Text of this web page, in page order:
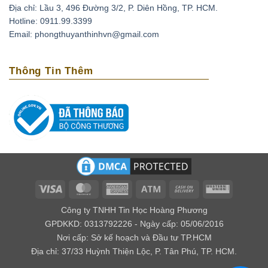
Thạch anh tím có thể xoa dịu những cơn đau đầu do
căng thẳng, stress bằng cách đặt chúng lên trán. Ngoài
ra loại đá này còn có tác dụng phục hồi tuần hoàn máu,
mạch máu não.
từ tiếng Hy lạp là amethytos, nó có nghĩa là không say.
Vì vậy người xưa thường dùng loại đá quý này để giải
độc rượu và các loại chất độc khác. Nếu bạn bỏ viên đá
này trong nguồn nước uống, điều kỳ diệu sẽ xảy ra đó
là chúng mang lại năng lượng tốt cho nguồn nước.
Về mặt tâm linh
Theo kinh Vê Đa của Ấn Độ, người ta cho rằng thạch
anh tím có khả năng giúp kiểm soát được cảm xúc, xoa
dịu âu lo, làm cho con người có ý nghĩa tốt lành.
Đối với các nhà trường sinh học thì lại cho rằng đây là
Địa chỉ: Lầu 3, 496 Đường 3/2, P. Diên Hồng, TP. HCM.
Hotline: 0911.99.3399
Email: phongthuyanthinhvn@gmail.com
Thông Tin Thêm
Visa MasterCardAmerican
Atm
Cash
Delivery
Western
Công ty TNHH Tin Học Hoàng Phương
GPDKKD: 0313792226 - Ngày cấp: 05/06/2016
Nơi cấp: Sở kế hoạch và Đầu tư TP.HCM
Địa chỉ: 37/33 Huỳnh Thiện Lộc, P. Tân Phú, TP. HCM.